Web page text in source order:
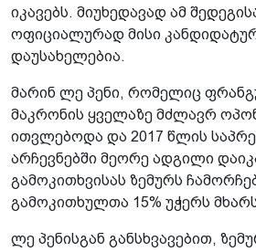
იკავებს. მიუხედავად ამ
ოფიციალურად მისი
დაუსახელებია.
მარინ ლე პენი, რომელიც
მაკრონის ყველაზე მძლავრ
ითვლებოდა და 2017 წლის
არჩევნებში მეორე ადგილი
გამოკითხვისას ზემურს
გამოკითხულთა 15% უჭერს
ლე პენისგან განსხვავებით,